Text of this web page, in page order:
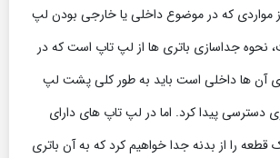
مواردی که در موضوع داخلی یا خارجی بودن لپ
نحوه جداسازی باتری ها از لپ تاپ است که در
آن ها داخلی است باید به طور کلی پشت لپ
دسترسی پیدا کرد. اما در لپ تاپ های دارای
را از بدنه جدا خواهیم کرد که به آن باتری